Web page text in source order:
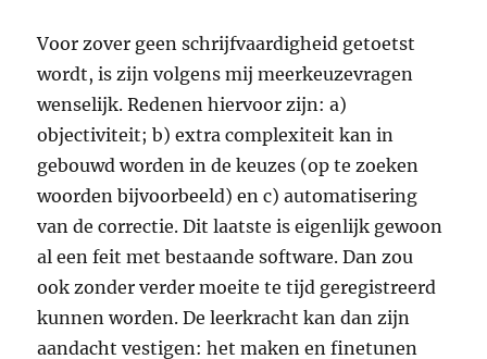
Voor zover geen schrijfvaardigheid getoetst
wordt, is zijn volgens mij meerkeuzevragen
wenselijk. Redenen hiervoor zijn: a)
objectiviteit; b) extra complexiteit kan in
gebouwd worden in de keuzes (op te zoeken
woorden bijvoorbeeld) en c) automatisering
van de correctie. Dit laatste is eigenlijk gewoon
al een feit met bestaande software. Dan zou
ook zonder verder moeite te tijd geregistreerd
kunnen worden. De leerkracht kan dan zijn
aandacht vestigen: het maken en finetunen